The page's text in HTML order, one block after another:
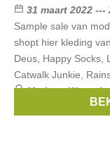
31 maart 2022 ---
Sample sale van
shopt hier kleding
Deus, Happy Socks,
Catwalk Junkie,
Merken:Wrangler
COTTON APPAREL,